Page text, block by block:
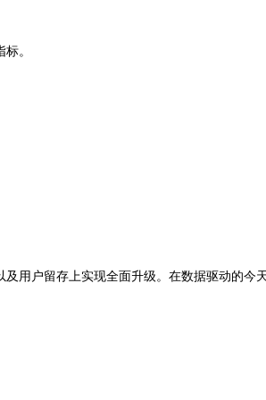
。
用户留存上实现全面升级。在数据驱动的今